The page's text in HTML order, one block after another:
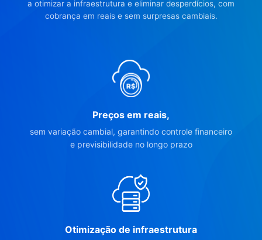
a otimizar a infraestrutura e eliminar desperdícios, com
cobrança em reais e sem surpresas cambiais.
Preços em reais,
sem variação cambial, garantindo controle financeiro
e previsibilidade no longo prazo
Otimização de infraestrutura